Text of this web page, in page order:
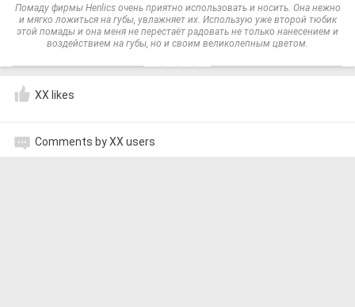
Помаду фирмы Henlics очень приятно использовать и носить. Она нежно
и мягко ложиться на губы, увлажняет их. Использую уже второй тюбик
этой помады и она меня не перестаёт радовать не только нанесением и
воздействием на губы, но и своим великолепным цветом.
XX likes
Comments by XX users